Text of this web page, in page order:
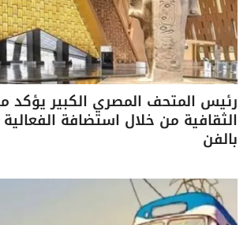
رئيس المتحف المصري الكبير يؤكد
الثقافية من خلال استضافة الفعالية
بالفن